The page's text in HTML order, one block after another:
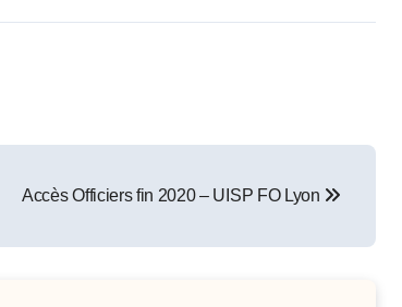
Accès Officiers fin 2020 – UISP FO Lyon